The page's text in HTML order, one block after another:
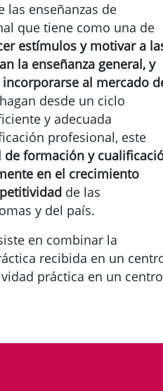
las enseñanzas de
que tiene como una de
estímulos y motivar a
la enseñanza general, y
al mercado
desde un ciclo
y adecuada
profesional, este
de formación y
en el crecimiento
de las
y del país.
en combinar la
recibida en un
práctica en un centro